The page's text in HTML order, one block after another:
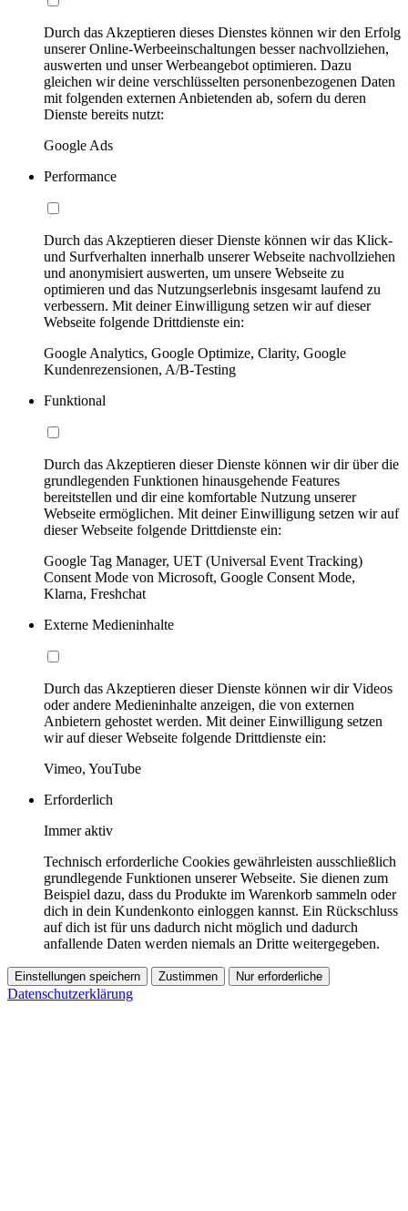
Durch das Akzeptieren dieses Dienstes können wir den Erfolg
unserer Online-Werbeeinschaltungen besser nachvollziehen,
auswerten und unser Werbeangebot optimieren. Dazu
gleichen wir deine verschlüsselten personenbezogenen Daten
mit folgenden externen Anbietenden ab, sofern du deren
Dienste bereits nutzt:
Google Ads
Performance
Durch das Akzeptieren dieser Dienste können wir das Klick-
und Surfverhalten innerhalb unserer Webseite nachvollziehen
und anonymisiert auswerten, um unsere Webseite zu
optimieren und das Nutzungserlebnis insgesamt laufend zu
verbessern. Mit deiner Einwilligung setzen wir auf dieser
Webseite folgende Drittdienste ein:
Google Analytics, Google Optimize, Clarity, Google
Kundenrezensionen, A/B-Testing
Funktional
Durch das Akzeptieren dieser Dienste können wir dir über die
grundlegenden Funktionen hinausgehende Features
bereitstellen und dir eine komfortable Nutzung unserer
Webseite ermöglichen. Mit deiner Einwilligung setzen wir auf
dieser Webseite folgende Drittdienste ein:
Google Tag Manager, UET (Universal Event Tracking)
Consent Mode von Microsoft, Google Consent Mode,
Klarna, Freshchat
Externe Medieninhalte
Durch das Akzeptieren dieser Dienste können wir dir Videos
oder andere Medieninhalte anzeigen, die von externen
Anbietern gehostet werden. Mit deiner Einwilligung setzen
wir auf dieser Webseite folgende Drittdienste ein:
Vimeo, YouTube
Erforderlich
Immer aktiv
Technisch erforderliche Cookies gewährleisten ausschließlich
grundlegende Funktionen unserer Webseite. Sie dienen zum
Beispiel dazu, dass du Produkte im Warenkorb sammeln oder
dich in dein Kundenkonto einloggen kannst. Ein Rückschluss
auf dich ist für uns dadurch nicht möglich und dadurch
anfallende Daten werden niemals an Dritte weitergegeben.
Einstellungen speichern Zustimmen Nur erforderliche
Datenschutzerklärung